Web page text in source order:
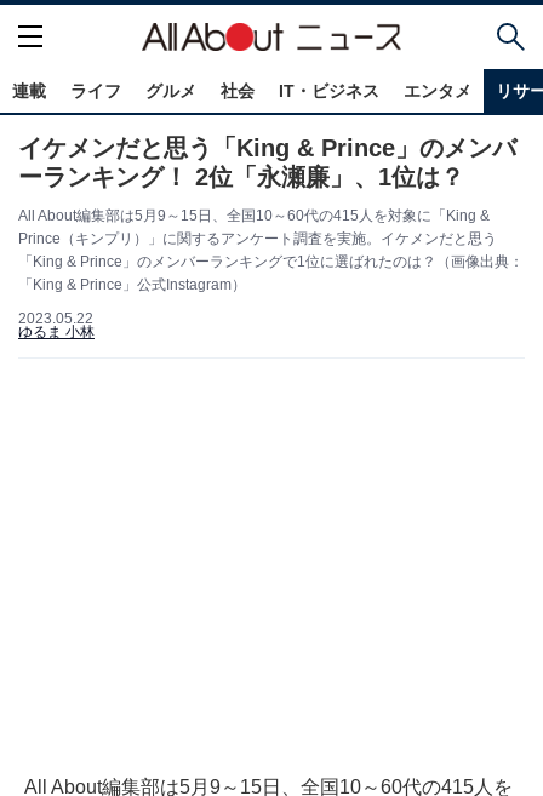
連載 ライフ グルメ 社会 IT・ビジネス エンタメ リサ
イケメンだと思う「King & Prince」のメンバ
ーランキング！ 2位「永瀬廉」、1位は？
All About編集部は5月9～15日、全国10～60代の415人を対象に「King &
Prince（キンプリ）」に関するアンケート調査を実施。イケメンだと思う
「King & Prince」のメンバーランキングで1位に選ばれたのは？（画像出典：
「King & Prince」公式Instagram）
2023.05.22
ゆるま 小林
All About編集部は5月9～15日、全国10～60代の415人を